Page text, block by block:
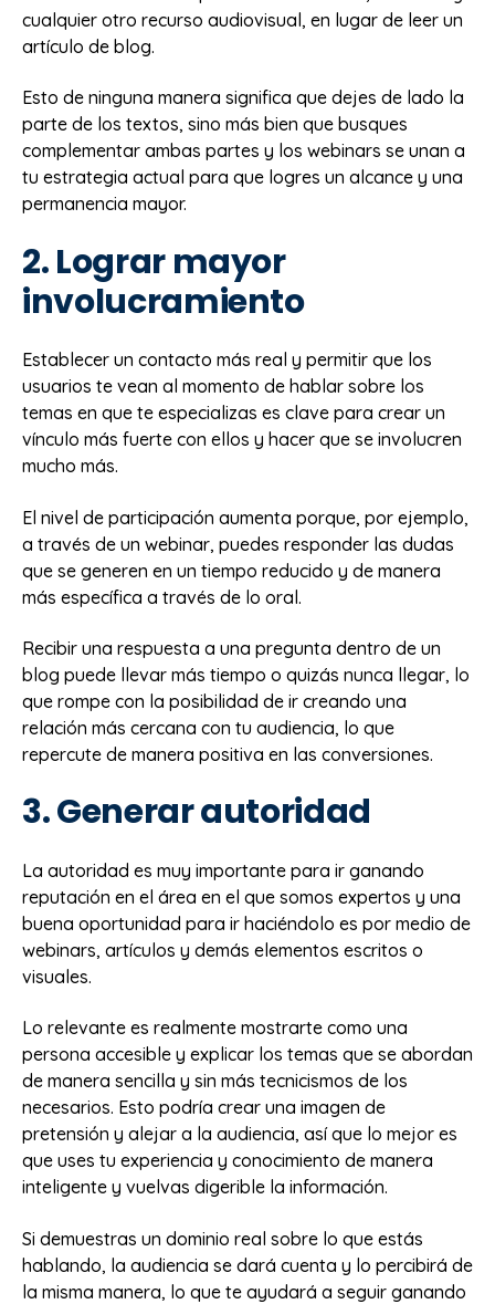
cualquier otro recurso audiovisual, en lugar de leer un
artículo de blog.
Esto de ninguna manera significa que dejes de lado la
parte de los textos, sino más bien que busques
complementar ambas partes y los webinars se unan a
tu estrategia actual para que logres un alcance y una
permanencia mayor.
2. Lograr mayor
involucramiento
Establecer un contacto más real y permitir que los
usuarios te vean al momento de hablar sobre los
temas en que te especializas es clave para crear un
vínculo más fuerte con ellos y hacer que se involucren
mucho más.
El nivel de participación aumenta porque, por ejemplo,
a través de un webinar, puedes responder las dudas
que se generen en un tiempo reducido y de manera
más específica a través de lo oral.
Recibir una respuesta a una pregunta dentro de un
blog puede llevar más tiempo o quizás nunca llegar, lo
que rompe con la posibilidad de ir creando una
relación más cercana con tu audiencia, lo que
repercute de manera positiva en las conversiones.
3. Generar autoridad
La autoridad es muy importante para ir ganando
reputación en el área en el que somos expertos y una
buena oportunidad para ir haciéndolo es por medio de
webinars, artículos y demás elementos escritos o
visuales.
Lo relevante es realmente mostrarte como una
persona accesible y explicar los temas que se abordan
de manera sencilla y sin más tecnicismos de los
necesarios. Esto podría crear una imagen de
pretensión y alejar a la audiencia, así que lo mejor es
que uses tu experiencia y conocimiento de manera
inteligente y vuelvas digerible la información.
Si demuestras un dominio real sobre lo que estás
hablando, la audiencia se dará cuenta y lo percibirá de
la misma manera, lo que te ayudará a seguir ganando